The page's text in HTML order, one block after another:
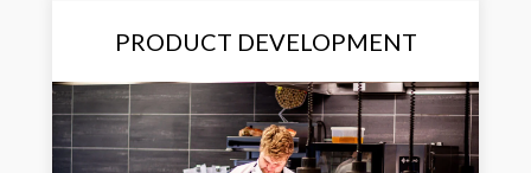
PRODUCT DEVELOPMENT